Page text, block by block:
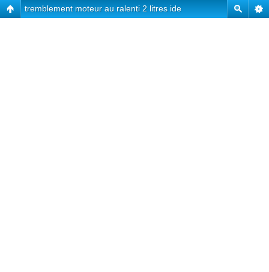
tremblement moteur au ralenti 2 litres ide